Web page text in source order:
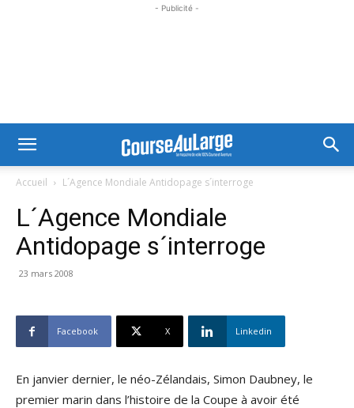
- Publicité -
Accueil L´Agence Mondiale Antidopage s´interroge
L´Agence Mondiale
Antidopage s´interroge
23 mars 2008
Facebook X Linkedin
En janvier dernier, le néo-Zélandais, Simon Daubney, le
premier marin dans l’histoire de la Coupe à avoir été